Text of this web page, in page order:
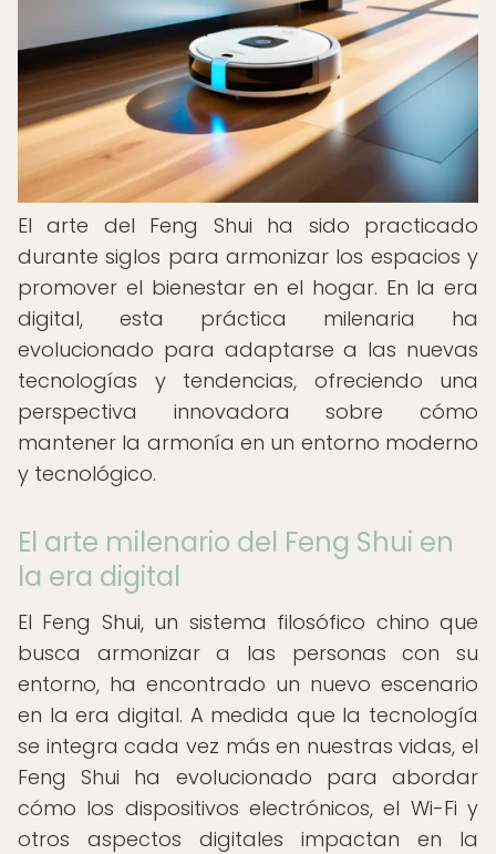
El arte del Feng Shui ha sido practicado
durante siglos para armonizar los espacios y
promover el bienestar en el hogar. En la era
digital, esta práctica milenaria ha
evolucionado para adaptarse a las nuevas
tecnologías y tendencias, ofreciendo una
perspectiva innovadora sobre cómo
mantener la armonía en un entorno moderno
y tecnológico.
El arte milenario del Feng Shui en
la era digital
El Feng Shui, un sistema filosófico chino que
busca armonizar a las personas con su
entorno, ha encontrado un nuevo escenario
en la era digital. A medida que la tecnología
se integra cada vez más en nuestras vidas, el
Feng Shui ha evolucionado para abordar
cómo los dispositivos electrónicos, el Wi-Fi y
otros aspectos digitales impactan en la